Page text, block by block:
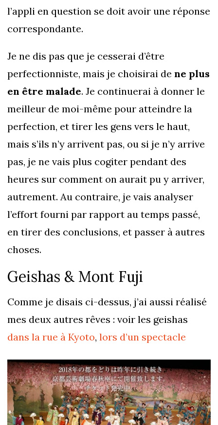
l’appli en question se doit avoir une réponse
correspondante.
Je ne dis pas que je cesserai d’être
perfectionniste, mais je choisirai de ne plus
en être malade. Je continuerai à donner le
meilleur de moi-même pour atteindre la
perfection, et tirer les gens vers le haut,
mais s’ils n’y arrivent pas, ou si je n’y arrive
pas, je ne vais plus cogiter pendant des
heures sur comment on aurait pu y arriver,
autrement. Au contraire, je vais analyser
l’effort fourni par rapport au temps passé,
en tirer des conclusions, et passer à autres
choses.
Geishas & Mont Fuji
Comme je disais ci-dessus, j’ai aussi réalisé
mes deux autres rêves : voir les geishas
dans la rue à Kyoto, lors d’un spectacle